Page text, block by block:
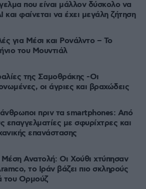
που είναι μάλλον δύσκολο να
και φαίνεται να έχει μεγάλη ζήτηση
για Μέσι και Ρονάλντο – Το
του Μουντιάλ
της Σαμοθράκης -Οι
οι άγριες και βραχώδεις
πριν τα smartphones: Από
επαγγελματίες με σφυρίχτρες και
επανάστασης
Ανατολή: Οι Χούθι χτύπησαν
το Ιράν βάζει πιο σκληρούς
του Ορμούζ